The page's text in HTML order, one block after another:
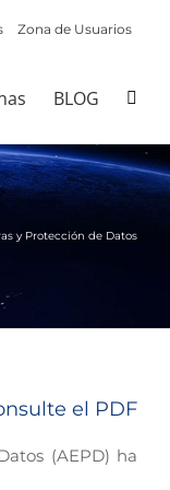
Zona de Usuarios
BLOG
y Protección de Datos
el PDF
(AEPD) ha